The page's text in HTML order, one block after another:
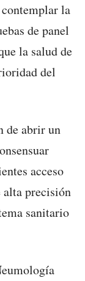
la
de panel
la salud de
del
de abrir un
acceso
alta precisión
sanitario